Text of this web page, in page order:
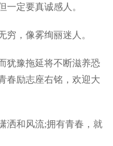
定要真诚感人。
，像雾绚丽迷人。
豫拖延将不断滋养恐
春励志座右铭，欢迎大
和风流;拥有青春，就